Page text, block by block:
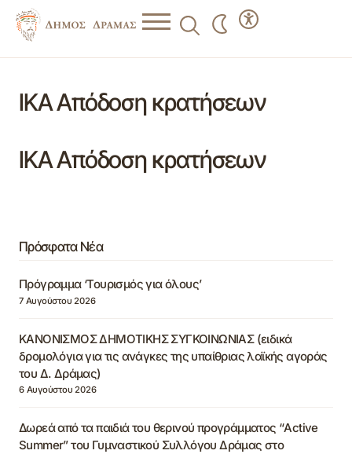
ΙΚΑ Απόδοση κρατήσεων
ΙΚΑ Απόδοση κρατήσεων
Πρόσφατα Νέα
Πρόγραμμα ‘Τουρισμός για όλους’
7 Αυγούστου 2026
ΚΑΝΟΝΙΣΜΟΣ ΔΗΜΟΤΙΚΗΣ ΣΥΓΚΟΙΝΩΝΙΑΣ (ειδικά
δρομολόγια για τις ανάγκες της υπαίθριας λαϊκής αγοράς
του Δ. Δράμας)
6 Αυγούστου 2026
Δωρεά από τα παιδιά του θερινού προγράμματος “Active
Summer” του Γυμναστικού Συλλόγου Δράμας στο